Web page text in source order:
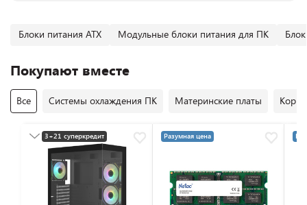
Блоки питания ATX Модульные блоки питания для ПК
Покупают вместе
Все Системы охлаждения ПК Материнские платы
3+21 суперкредит
Разумная цена
Разумная цена